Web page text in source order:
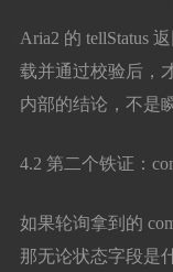
Aria2 的 tellStatus
载并通过校验后，
内部的结论，不是
4.2 第二个铁证：
如果轮询拿到的
那无论状态字段是